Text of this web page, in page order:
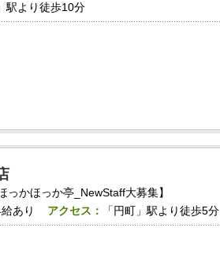
駅より徒歩10分
かほっか亭_NewStaff大募集】
あり アクセス： 「円町」駅より徒歩5分